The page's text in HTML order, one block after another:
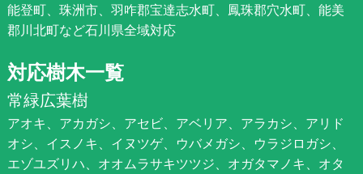
能登町、珠洲市、羽咋郡宝達志水町、鳳珠郡穴水町、能美
郡川北町など石川県全域対応
対応樹木一覧
常緑広葉樹
アオキ、アカガシ、アセビ、アベリア、アラカシ、アリド
オシ、イスノキ、イヌツゲ、ウバメガシ、ウラジロガシ、
エゾユズリハ、オオムラサキツツジ、オガタマノキ、オタ